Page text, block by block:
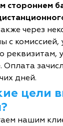
стороннем
через
с комиссией,
реквизитам,
Оплата
дней.
цели
нашим